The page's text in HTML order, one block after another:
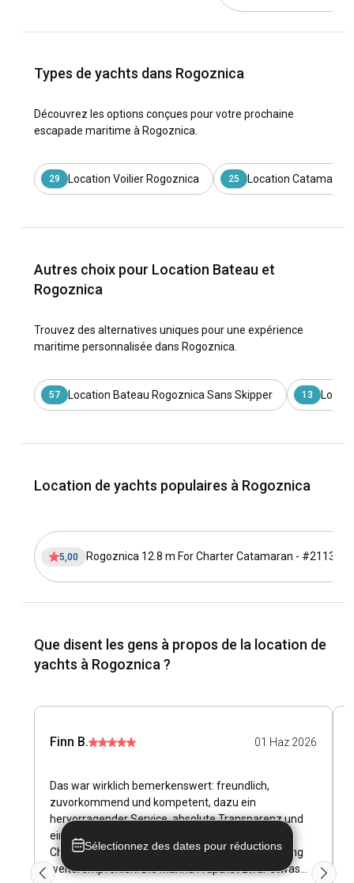
Types de yachts dans Rogoznica
Découvrez les options conçues pour votre prochaine
escapade maritime à Rogoznica.
29 Location Voilier Rogoznica 25 Location Catamaran
Autres choix pour Location Bateau et
Rogoznica
Trouvez des alternatives uniques pour une expérience
maritime personnalisée dans Rogoznica.
57 Location Bateau Rogoznica Sans Skipper 13
Location de yachts populaires à Rogoznica
5,00 Rogoznica 12.8 m For Charter Catamaran - #21138
Que disent les gens à propos de la location de
yachts à Rogoznica ?
Finn B. 01 Haz 2026
Das war wirklich bemerkenswert: freundlich,
zuvorkommend und kompetent, dazu ein
hervorragender Service, absolute Transparenz und
ein fairer Umgang durchweg. Das
Charterunternehmen kann ich ohne Einschränkung
weiterempfehlen. Die Marina Frapa ist zwar etwas
Sélectionnez des dates pour réductions